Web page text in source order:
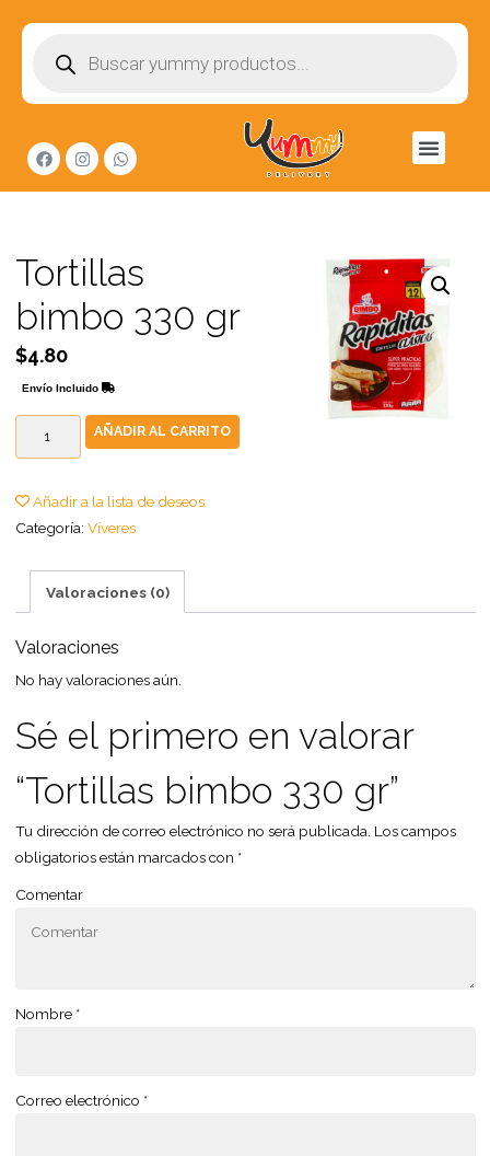
Tortillas
bimbo 330 gr
$4.80
Envío Incluido
AÑADIR AL CARRITO
Añadir a la lista de deseos
Categoría: Víveres
Valoraciones (0)
Valoraciones
No hay valoraciones aún.
Sé el primero en valorar
“Tortillas bimbo 330 gr”
Tu dirección de correo electrónico no será publicada. Los campos
obligatorios están marcados con *
Comentar
Nombre *
Correo electrónico *